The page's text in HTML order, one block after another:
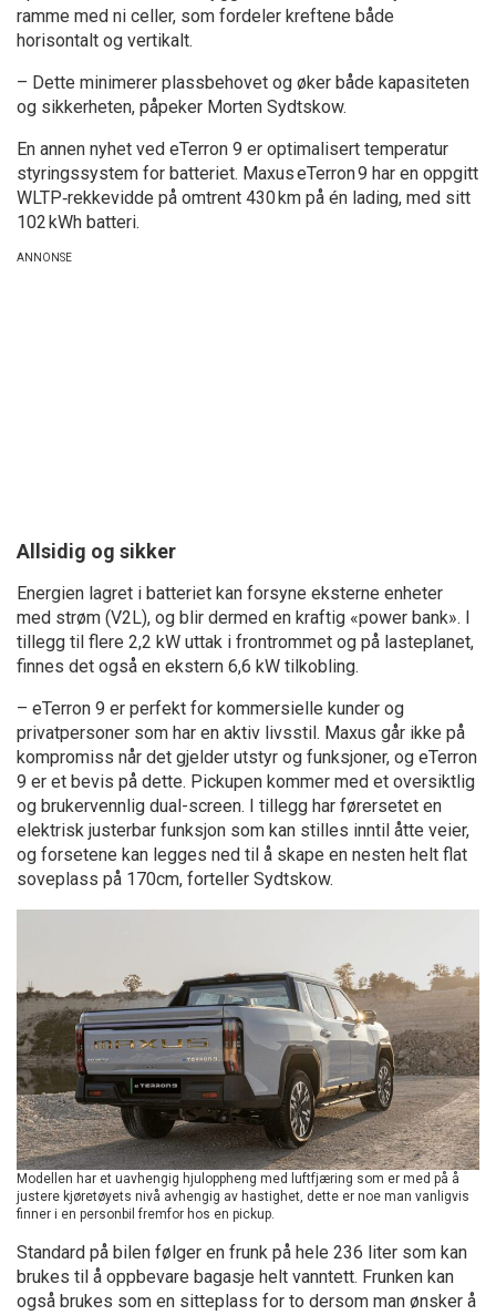
ramme med ni celler, som fordeler kreftene både
horisontalt og vertikalt.
– Dette minimerer plassbehovet og øker både kapasiteten
og sikkerheten, påpeker Morten Sydtskow.
En annen nyhet ved eTerron 9 er optimalisert temperatur
styringssystem for batteriet. Maxus eTerron 9 har en oppgitt
WLTP‑rekkevidde på omtrent 430 km på én lading, med sitt
102 kWh batteri.
Allsidig og sikker
Energien lagret i batteriet kan forsyne eksterne enheter
med strøm (V2L), og blir dermed en kraftig «power bank». I
tillegg til flere 2,2 kW uttak i frontrommet og på lasteplanet,
finnes det også en ekstern 6,6 kW tilkobling.
– eTerron 9 er perfekt for kommersielle kunder og
privatpersoner som har en aktiv livsstil. Maxus går ikke på
kompromiss når det gjelder utstyr og funksjoner, og eTerron
9 er et bevis på dette. Pickupen kommer med et oversiktlig
og brukervennlig dual-screen. I tillegg har førersetet en
elektrisk justerbar funksjon som kan stilles inntil åtte veier,
og forsetene kan legges ned til å skape en nesten helt flat
soveplass på 170cm, forteller Sydtskow.
Modellen har et uavhengig hjuloppheng med luftfjæring som er med på å
justere kjøretøyets nivå avhengig av hastighet, dette er noe man vanligvis
finner i en personbil fremfor hos en pickup.
Standard på bilen følger en frunk på hele 236 liter som kan
brukes til å oppbevare bagasje helt vanntett. Frunken kan
også brukes som en sitteplass for to dersom man ønsker å